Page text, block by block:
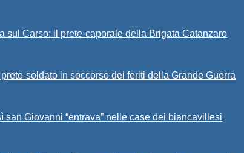
sul Carso: il prete-caporale della Brigata Catanzaro
soldato in soccorso dei feriti della Grande Guerra
san Giovanni “entrava” nelle case dei biancavillesi